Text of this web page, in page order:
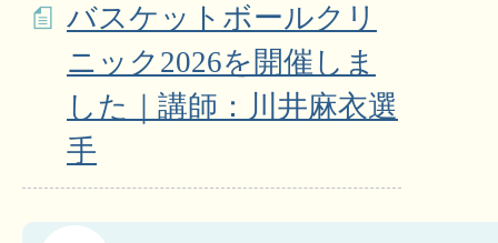
バスケットボールクリ
ニック2026を開催しま
した｜講師：川井麻衣選
手